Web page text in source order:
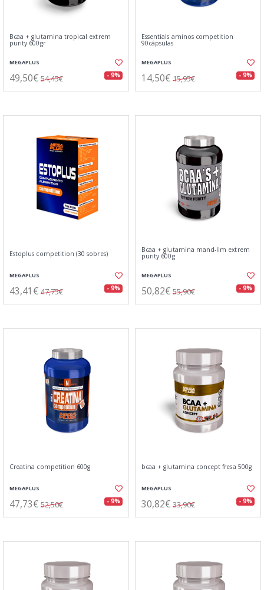
Bcaa + glutamina tropical extrem
purity 600gr
MEGAPLUS
49,50€ 54,45€ - 9%
Essentials aminos competition
90cápsulas
MEGAPLUS
14,50€ 15,95€ - 9%
Estoplus competition (30 sobres)
MEGAPLUS
43,41€ 47,75€ - 9%
Bcaa + glutamina mand-lim extrem
purity 600g
MEGAPLUS
50,82€ 55,90€ - 9%
Creatina competition 600g
MEGAPLUS
47,73€ 52,50€ - 9%
bcaa + glutamina concept fresa 500g
MEGAPLUS
30,82€ 33,90€ - 9%